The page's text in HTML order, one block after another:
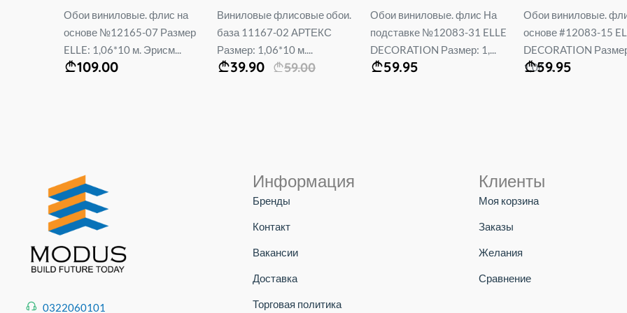
Обои виниловые. флис на
основе №12165-07 Размер
ELLE: 1,06*10 м. Эрисм...
109.00
Виниловые флисовые обои.
база 11167-02 АРТЕКС
Размер: 1,06*10 м....
39.90 59.00
Обои виниловые. флис На
подставке №12083-31 ELLE
DECORATION Размер: 1,...
59.95
Обои виниловые.
основе #12083-15
DECORATION
1,06*...
59.95
0322060101
Информация
Бренды
Контакт
Вакансии
Доставка
Торговая политика
Клиенты
Моя корзина
Заказы
Желания
Сравнение